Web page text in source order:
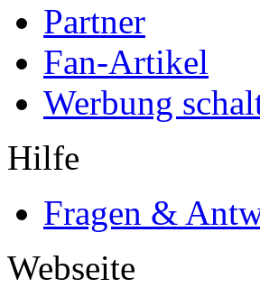
Partner
Fan-Artikel
Werbung
Hilfe
Fragen &
Webseite